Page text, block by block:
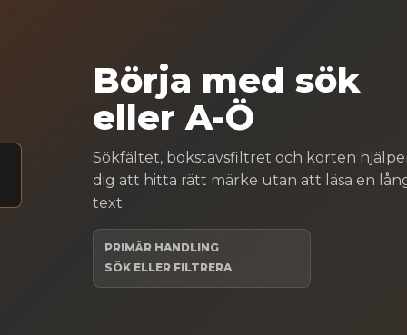
Börja med sök
eller A-Ö
Sökfältet, bokstavsfiltret och korten
dig att hitta rätt märke utan att läsa en
text.
PRIMÄR HANDLING
SÖK ELLER FILTRERA